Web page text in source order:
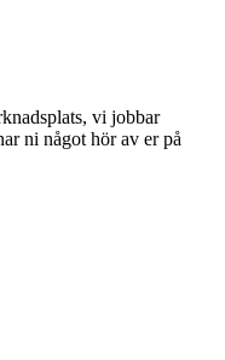
vi jobbar
ni något hör av er på